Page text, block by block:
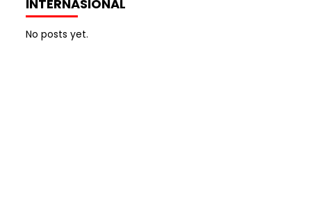
INTERNASIONAL
No posts yet.